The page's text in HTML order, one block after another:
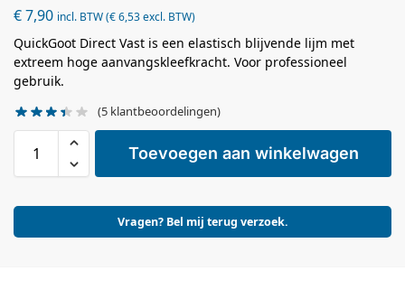
€7,90 incl. BTW (€6,53excl. BTW)
QuickGoot Direct Vast is een elastisch blijvende lijm met
extreem hoge aanvangskleefkracht. Voor professioneel
gebruik.
(5 klantbeoordelingen)
Toevoegen aan winkelwagen
Vragen? Bel mij terug verzoek.